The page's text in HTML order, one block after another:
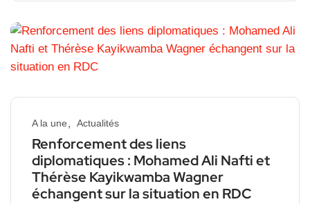
A la une Actualités
Renforcement des liens
diplomatiques : Mohamed Ali Nafti et
Thérèse Kayikwamba Wagner
échangent sur la situation en RDC